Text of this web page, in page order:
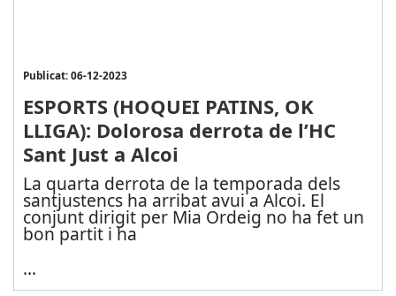
Publicat: 06-12-2023
ESPORTS (HOQUEI PATINS, OK
LLIGA): Dolorosa derrota de l’HC
Sant Just a Alcoi
La quarta derrota de la temporada dels
santjustencs ha arribat avui a Alcoi. El
conjunt dirigit per Mia Ordeig no ha fet un
bon partit i ha
...